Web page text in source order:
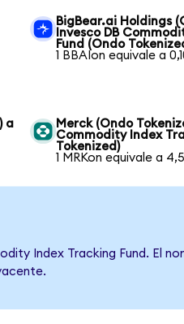
BigBear.ai Holdings
Invesco DB
Fund (Ondo
1 BBAIon equivale a
a
Merck (Ondo
Commodity Index
Tokenized)
1 MRKon equivale a
Index Tracking Fund. El